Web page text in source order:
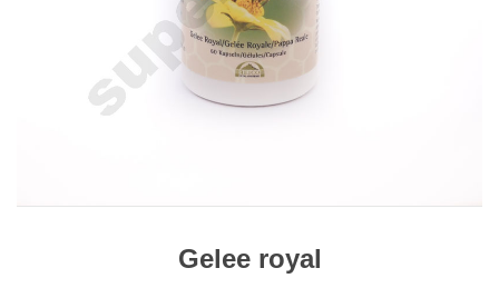
Gelee royal